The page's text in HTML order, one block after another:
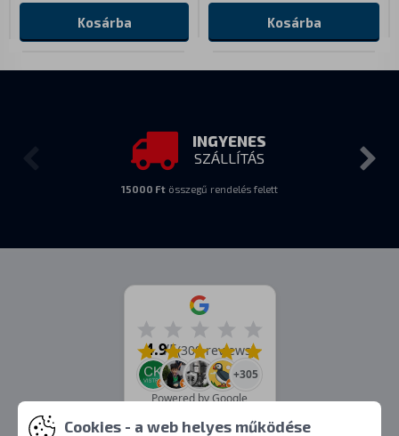
Kosárba Kosárba
INGYENES
SZÁLLÍTÁS
15000 Ft összegű rendelés felett
4.9/5(309 reviews)
+305
Powered by Google
Cookies - a web helyes működése